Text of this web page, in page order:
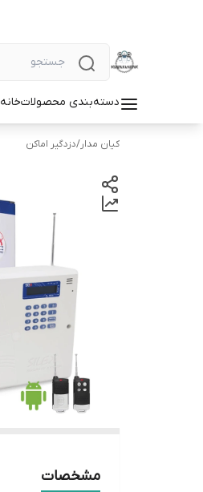
دسته‌بندی محصولاتخانه
کیان مدار/دزدگیر اماکن
مشخصات